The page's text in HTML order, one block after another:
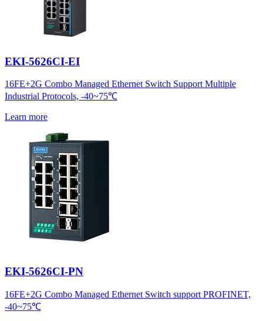
EKI-5626CI-EI
16FE+2G Combo Managed Ethernet Switch Support Multiple
Industrial Protocols, -40~75℃
Learn more
EKI-5626CI-PN
16FE+2G Combo Managed Ethernet Switch support PROFINET,
-40~75℃